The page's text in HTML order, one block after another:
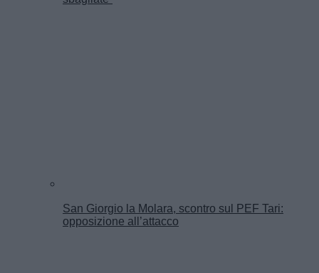
San Giorgio la Molara, scontro sul PEF Tari:
opposizione all’attacco